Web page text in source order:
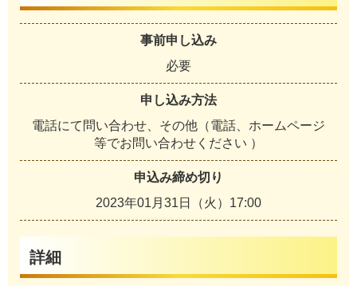
事前申し込み
必要
申し込み方法
電話にて問い合わせ、その他（電話、ホームページ
等でお問い合わせください ）
申込み締め切り
2023年01月31日（火）17:00
詳細